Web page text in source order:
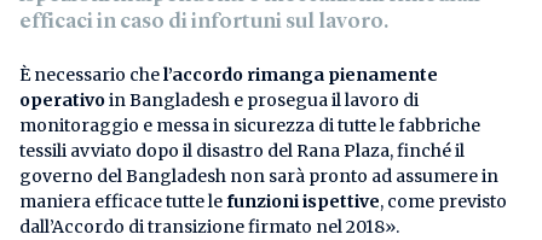
efficaci in caso di infortuni sul lavoro.
È necessario chel’accordo rimanga pienamente
operativoin Bangladesh e prosegua il lavoro di
monitoraggio e messa in sicurezza di tutte le fabbriche
tessili avviato dopo il disastro del Rana Plaza, finché il
governo del Bangladesh non sarà pronto ad assumere in
maniera efficace tutte lefunzioni ispettive, come previsto
dall’Accordo di transizione firmato nel 2018».